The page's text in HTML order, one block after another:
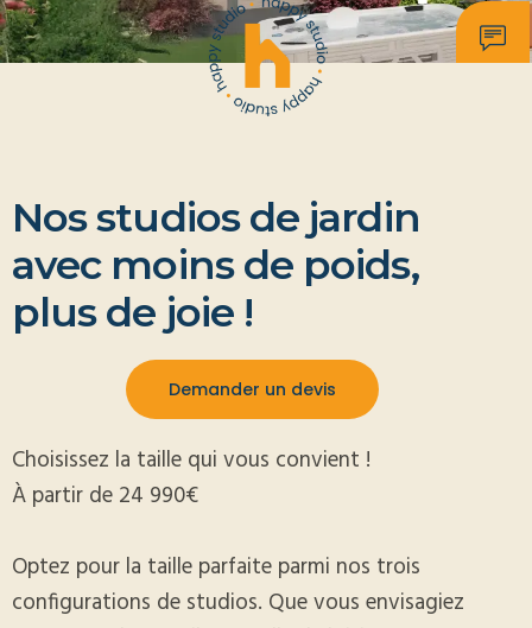
Nos studios de jardin
avec moins de poids,
plus de joie !
Demander un devis
Choisissez la taille qui vous convient !
À partir de 24 990€
Optez pour la taille parfaite parmi nos trois
configurations de studios. Que vous envisagiez